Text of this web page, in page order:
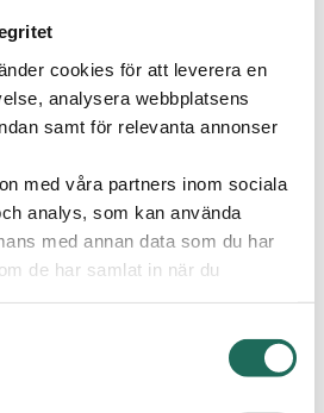
cookies för att leverera en
analysera webbplatsens
samt för relevanta annonser
med våra partners inom sociala
analys, som kan använda
med annan data som du har
de har samlat in när du